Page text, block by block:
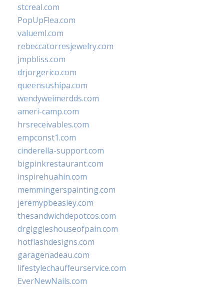
stcreal.com
PopUpFlea.com
valueml.com
rebeccatorresjewelry.com
jmpbliss.com
drjorgerico.com
queensushipa.com
wendyweimerdds.com
ameri-camp.com
hrsreceivables.com
empconst1.com
cinderella-support.com
bigpinkrestaurant.com
inspirehuahin.com
memmingerspainting.com
jeremypbeasley.com
thesandwichdepotcos.com
drgiggleshouseofpain.com
hotflashdesigns.com
garagenadeau.com
lifestylechauffeurservice.com
EverNewNails.com